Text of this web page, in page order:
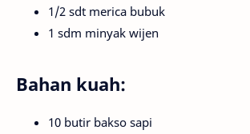
1/2 sdt merica bubuk
1 sdm minyak wijen
Bahan kuah:
10 butir bakso sapi